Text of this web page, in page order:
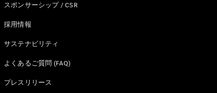
スポンサーシップ / CSR
採用情報
サステナビリティ
よくあるご質問 (FAQ)
プレスリリース